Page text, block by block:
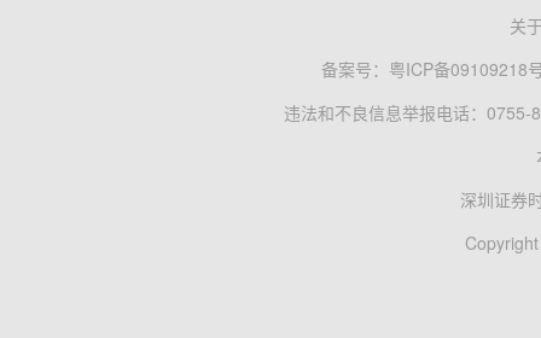
关
备案号： 粤ICP备09109218
违法和不良信息举报电话：0755-
深圳证券